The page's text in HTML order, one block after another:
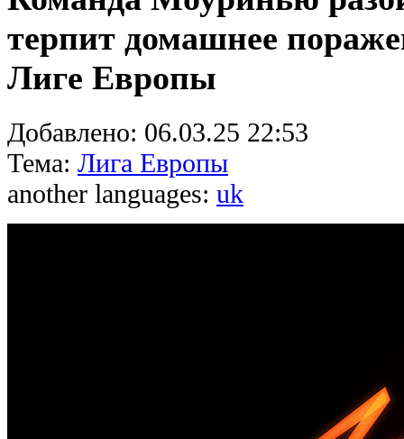
терпит домашнее
Лиге Европы
Добавлено: 06.03.25 22:53
Тема: Лига Европы
another languages: uk